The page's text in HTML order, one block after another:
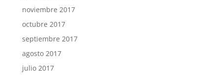
noviembre 2017
octubre 2017
septiembre 2017
agosto 2017
julio 2017